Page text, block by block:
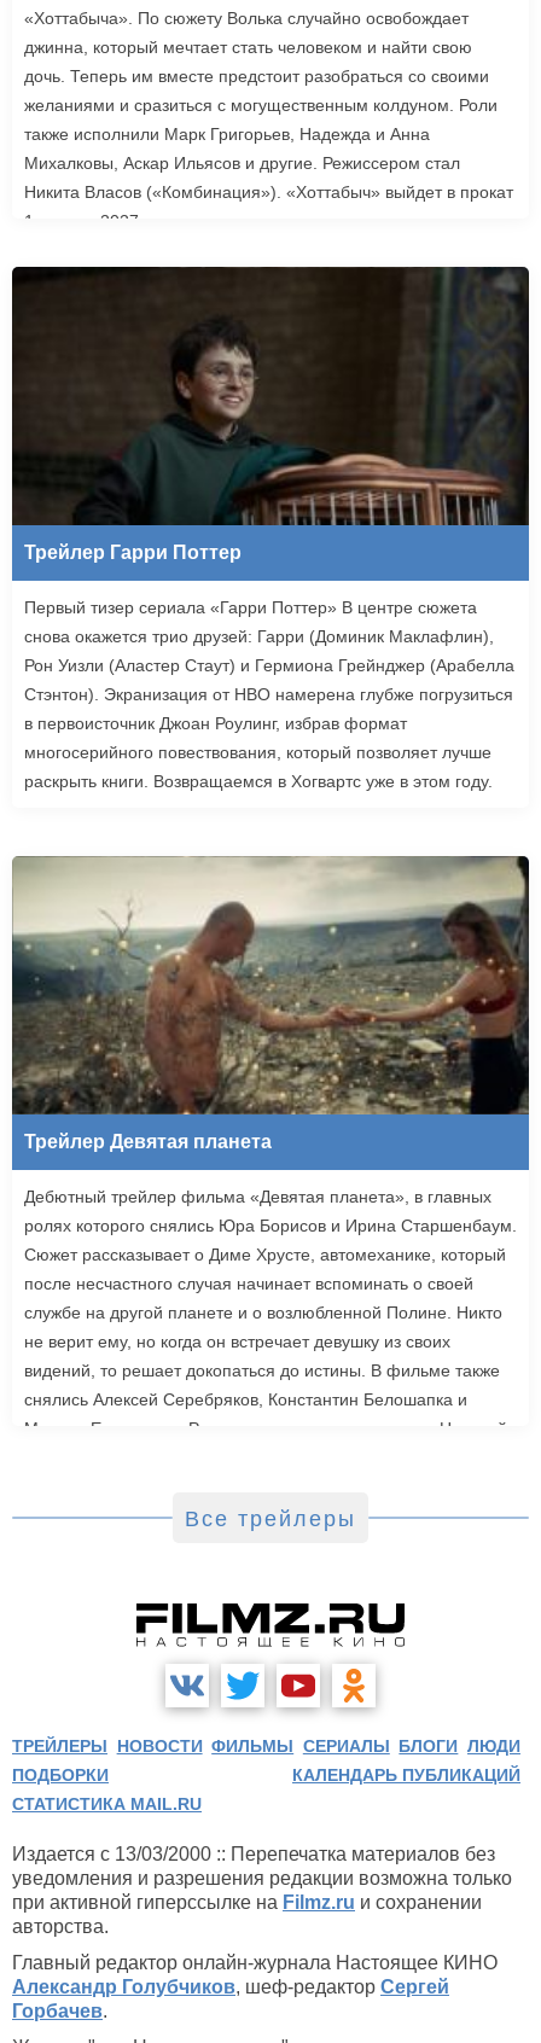
«Хоттабыча». По сюжету Волька случайно освобождает
джинна, который мечтает стать человеком и найти свою
дочь. Теперь им вместе предстоит разобраться со своими
желаниями и сразиться с могущественным колдуном. Роли
также исполнили Марк Григорьев, Надежда и Анна
Михалковы, Аскар Ильясов и другие. Режиссером стал
Никита Власов («Комбинация»). «Хоттабыч» выйдет в прокат
1 января 2027 года.
Трейлер Гарри Поттер
Первый тизер сериала «Гарри Поттер» В центре сюжета
снова окажется трио друзей: Гарри (Доминик Маклафлин),
Рон Уизли (Аластер Стаут) и Гермиона Грейнджер (Арабелла
Стэнтон). Экранизация от HBO намерена глубже погрузиться
в первоисточник Джоан Роулинг, избрав формат
многосерийного повествования, который позволяет лучше
раскрыть книги. Возвращаемся в Хогвартс уже в этом году.
Трейлер Девятая планета
Дебютный трейлер фильма «Девятая планета», в главных
ролях которого снялись Юра Борисов и Ирина Старшенбаум.
Сюжет рассказывает о Диме Хрусте, автомеханике, который
после несчастного случая начинает вспоминать о своей
службе на другой планете и о возлюбленной Полине. Никто
не верит ему, но когда он встречает девушку из своих
видений, то решает докопаться до истины. В фильме также
снялись Алексей Серебряков, Константин Белошапка и
Максим Емельянов. Режиссером картины выступил Николай
Все трейлеры
ТРЕЙЛЕРЫ НОВОСТИ ФИЛЬМЫ СЕРИАЛЫ БЛОГИ ЛЮДИ
ПОДБОРКИ
КАЛЕНДАРЬ ПУБЛИКАЦИЙ
СТАТИСТИКА MAIL.RU
Издается с 13/03/2000 :: Перепечатка материалов без
уведомления и разрешения редакции возможна только
при активной гиперссылке на Filmz.ru и сохранении
авторства.
Главный редактор онлайн-журнала Настоящее КИНО
Александр Голубчиков, шеф-редактор Сергей
Горбачев.